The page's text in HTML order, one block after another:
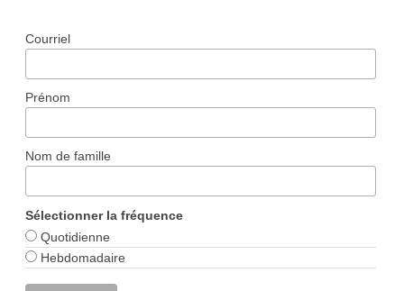
Courriel
Prénom
Nom de famille
Sélectionner la fréquence
Quotidienne
Hebdomadaire